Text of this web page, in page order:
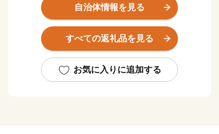
たが、関西国際空港の開港などに伴う人口の増加ととも
に、商業・サービス業が盛んになっています。
関空によるインパクトを最大限に活用し、世界と日本を
結ぶ玄関都市として、21世紀にふさわしい国際都市をめ
自治体情報を見る
すべての返礼品を見る
お気に入りに追加する